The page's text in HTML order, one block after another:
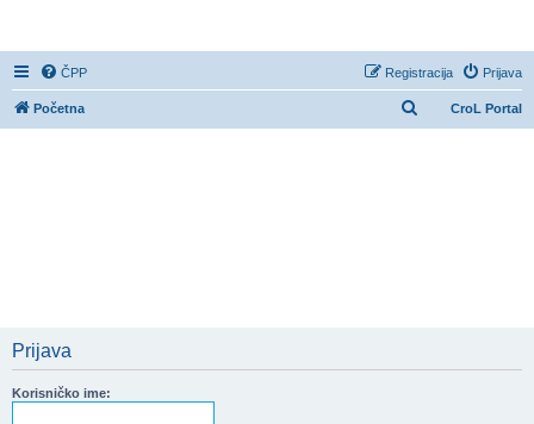
ČPP Prijava
Registracija
CroL Portal
Početna
Prijava
Korisničko ime: